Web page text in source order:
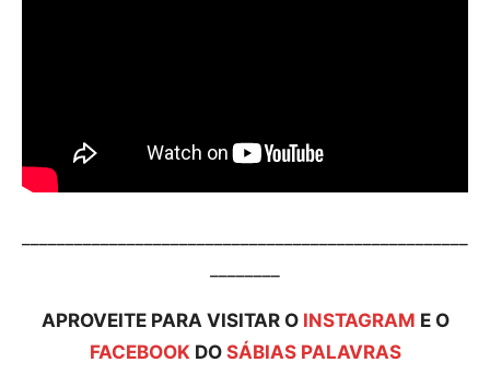
APROVEITE PARA VISITAR O INSTAGRAM E O
FACEBOOKDO SÁBIAS PALAVRAS